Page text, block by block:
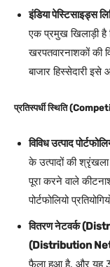
इंडिया
एक प्रमुख खिलाड़ी
खरपतवारनाशकों की
बाजार हिस्सेदारी
प्रतिस्पर्धी स्थिति
विविध उत्पाद
के उत्पादों की
पूरा करने वाले
पोर्टफोलियो
वितरण नेटवर्क
(Distribution
फैला हुआ है, और यह